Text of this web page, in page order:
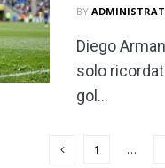
BY
Diego
solo
gol...
1 …